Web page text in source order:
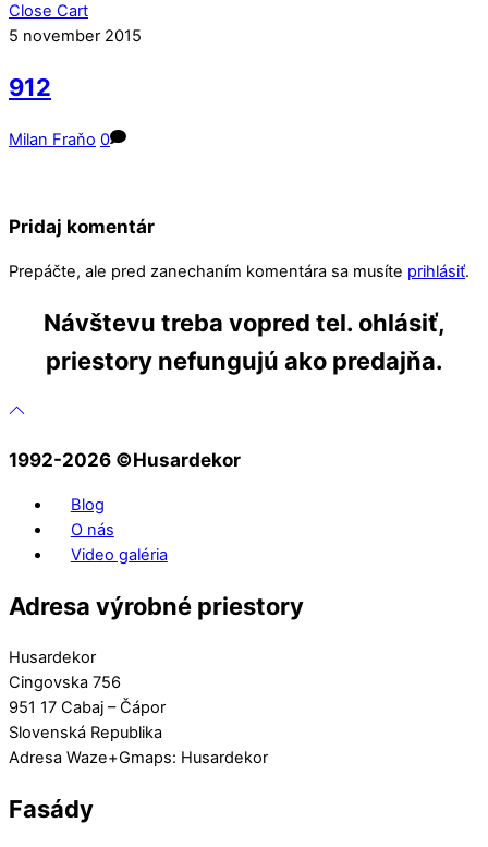
Close Cart
5 november 2015
912
Milan Fraňo 0
Pridaj komentár
Prepáčte, ale pred zanechaním komentára sa musíte prihlásiť.
Návštevu treba vopred tel. ohlásiť,
priestory nefungujú ako predajňa.
1992-2026 ©️Husardekor
Blog
O nás
Video galéria
Adresa výrobné priestory
Husardekor
Cingovska 756
951 17 Cabaj – Čápor
Slovenská Republika
Adresa Waze+Gmaps: Husardekor
Fasády